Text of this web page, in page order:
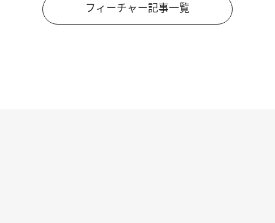
フィーチャー記事一覧